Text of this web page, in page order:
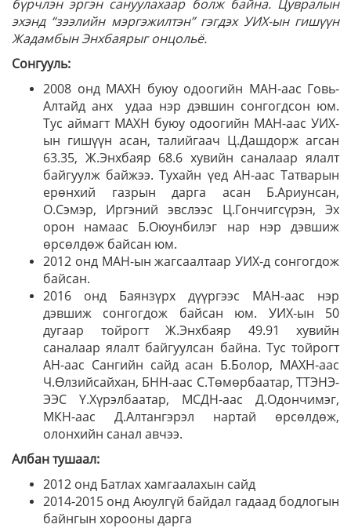
бүрчлэн эргэн сануулахаар болж байна. Цувралын
эхэнд “зээлийн мэргэжилтэн” гэгдэх УИХ-ын гишүүн
Жадамбын Энхбаярыг онцольё.
Сонгууль:
2008 онд МАХН буюу одоогийн МАН-аас Говь-
Алтайд анх удаа нэр дэвшин сонгогдсон юм.
Тус аймагт МАХН буюу одоогийн МАН-аас УИХ-
ын гишүүн асан, талийгаач Ц.Дашдорж агсан
63.35, Ж.Энхбаяр 68.6 хувийн саналаар ялалт
байгуулж байжээ. Тухайн үед АН-аас Татварын
ерөнхий газрын дарга асан Б.Ариунсан,
О.Сэмэр, Иргэний эвслээс Ц.Гончигсүрэн, Эх
орон намаас Б.Оюунбилэг нар нэр дэвшиж
өрсөлдөж байсан юм.
2012 онд МАН-ын жагсаалтаар УИХ-д сонгогдож
байсан.
2016 онд Баянзүрх дүүргээс МАН-аас нэр
дэвшиж сонгогдож байсан юм. УИХ-ын 50
дугаар тойрогт Ж.Энхбаяр 49.91 хувийн
саналаар ялалт байгуулсан байна. Тус тойрогт
АН-аас Сангийн сайд асан Б.Болор, МАХН-аас
Ч.Өлзийсайхан, БНН-аас С.Төмөрбаатар, ТТЭНЭ-
ЭЭС Ү.Хүрэлбаатар, МСДН-аас Д.Одончимэг,
МКН-аас Д.Алтангэрэл нартай өрсөлдөж,
олонхийн санал авчээ.
Албан тушаал:
2012 онд Батлах хамгаалахын сайд
2014-2015 онд Аюулгүй байдал гадаад бодлогын
байнгын хорооны дарга